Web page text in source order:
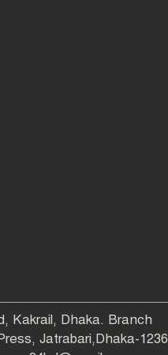
Kakrail, Dhaka. Branch
Jatrabari,Dhaka-1236